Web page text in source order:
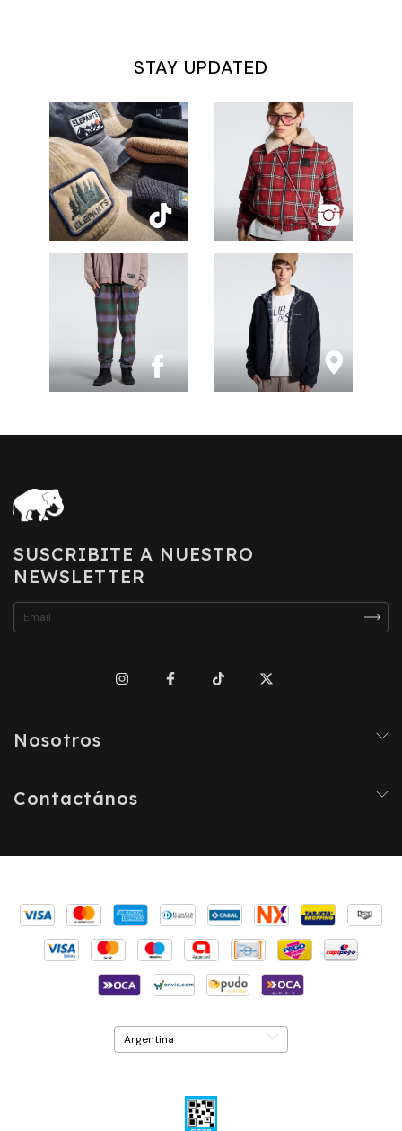
STAY UPDATED
SUSCRIBITE A NUESTRO
NEWSLETTER
Nosotros
Contactános